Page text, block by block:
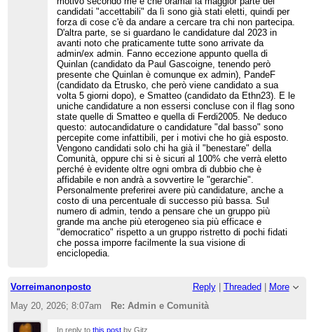
partecipazione alle discussioni sia
indispensabile.
La domanda di fondo per me comunque rimane
questa: c'è davvero bisogno di più admin e, se sì,
perché? Bramfab sembra pensare che più admin
sia sinonimo di più partecipazione, mentre a me
sembra che la percentuale eccessiva degli admin
nelle discussioni (l'anomalia di it.wiki) possa
essere un ostacollo alla partecipazione e al
cambiamento. Se gli admin sono 1/4 della
Comunità, la Comunità può tenere sotto controllo
il gruppo admin; se invece sono il 60% della
Comunità, chi li controlla?
candidati "accettabili" da lì sono già stati eletti, quindi per
forza di cose c'è da andare a cercare tra chi non partecipa.
D'altra parte, se si guardano le candidature dal 2023 in
avanti noto che praticamente tutte sono arrivate da
admin/ex admin. Fanno eccezione appunto quella di
Quinlan (candidato da Paul Gascoigne, tenendo però
presente che Quinlan è comunque ex admin), PandeF
(candidato da Etrusko, che però viene candidato a sua
volta 5 giorni dopo), e Smatteo (candidato da Ethn23). E le
uniche candidature a non essersi concluse con il flag sono
state quelle di Smatteo e quella di Ferdi2005. Ne deduco
questo: autocandidature o candidature "dal basso" sono
percepite come infattibili, per i motivi che ho già esposto.
Vengono candidati solo chi ha già il "benestare" della
Comunità, oppure chi si è sicuri al 100% che verrà eletto
perché è evidente oltre ogni ombra di dubbio che è
affidabile e non andrà a sovvertire le "gerarchie".
Personalmente preferirei avere più candidature, anche a
costo di una percentuale di successo più bassa. Sul
numero di admin, tendo a pensare che un gruppo più
grande ma anche più eterogeneo sia più efficace e
"democratico" rispetto a un gruppo ristretto di pochi fidati
che possa imporre facilmente la sua visione di
enciclopedia.
Vorreimanonposto Reply| Threaded
More
May 20, 2026; 8:07am
Re: Admin e Comunità
In reply tothis post by Gitz